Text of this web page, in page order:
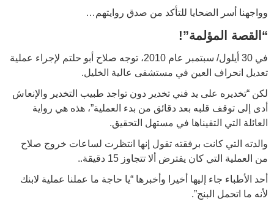
وواجهنا أسر الضحايا للتأكد من صدق روايتهم…
“القصة المؤلمة”!
في 30 أيلول/ سبتمبر عام 2010، توجه صلاح أبو حلتم لإجراء عملية
تعديل انحراف العين في مستشفى عالية الخليل.
لكن “تخديره على يد فني تخدير دون تواجد طبيب التخدير والإنعاش
أدى إلى توقف قلبه بعد دقائق من بدء العملية”، هذه هي رواية
العائلة التي التقيناها في مستهل التحقيق.
والدته التي كانت برفقته تقول إنها انتظرت لساعات خروج صلاح
من العملية التي كان يفترض ألا تتجاوز 15 دقيقة..
أحد الأطباء جاء إليها أخيرا وأخبرها “يا حاجة ما عملنا عملية لابنك
لأنه ما اتحمل البنج”.